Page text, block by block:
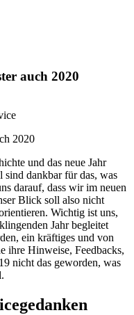
auch 2020
und das neue Jahr
sind dankbar für das, was
darauf, dass wir im neuen
Blick soll also nicht
Wichtig ist uns,
Jahr begleitet
ein kräftiges und von
ihre Hinweise, Feedbacks,
nicht das geworden, was